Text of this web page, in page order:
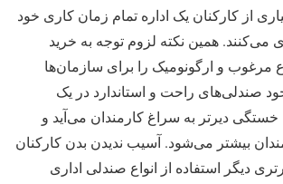
از کارکنان یک اداره تمام زمان کاری خود
می‌کنند. همین نکته لزوم توجه به خرید
مرغوب و ارگونومیک را برای سازمان‌ها
صندلی‌های راحت و استاندارد در یک
دیرتر به سراغ کارمندان می‌آید و
بیشتر می‌شود. آسیب ندیدن بدن کارکنان
دیگر استفاده از انواع صندلی اداری